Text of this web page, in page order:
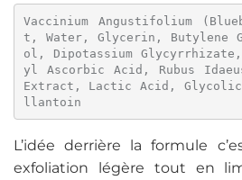
Vaccinium Angustifolium
t, Water, Glycerin, Butylene
ol, Dipotassium
yl Ascorbic Acid, Rubus
Extract, Lactic Acid,
llantoin
L’idée derrière la formule
exfoliation légère tout en